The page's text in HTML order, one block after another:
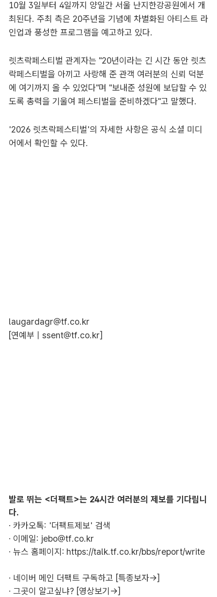
10월 3일부터 4일까지 양일간 서울 난지한강공원에서 개
최된다. 주최 측은 20주년을 기념에 차별화된 아티스트 라
인업과 풍성한 프로그램을 예고하고 있다.
렛츠락페스티벌 관계자는 "20년이라는 긴 시간 동안 렛츠
락페스티벌을 아끼고 사랑해 준 관객 여러분의 신뢰 덕분
에 여기까지 올 수 있었다"며 "보내준 성원에 보답할 수 있
도록 총력을 기울여 페스티벌을 준비하겠다"고 말했다.
'2026 렛츠락페스티벌'의 자세한 사항은 공식 소셜 미디
어에서 확인할 수 있다.
laugardagr@tf.co.kr
[연예부 | ssent@tf.co.kr]
발로 뛰는 <더팩트>는 24시간 여러분의 제보를 기다립니
다.
· 카카오톡: '더팩트제보' 검색
· 이메일: jebo@tf.co.kr
· 뉴스 홈페이지: https://talk.tf.co.kr/bbs/report/write
· 네이버 메인 더팩트 구독하고 [특종보자→]
· 그곳이 알고싶냐? [영상보기→]